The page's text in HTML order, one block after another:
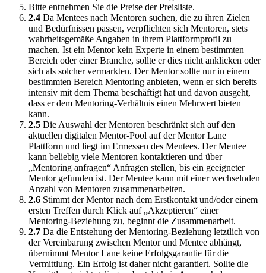
Bitte entnehmen Sie die Preise der Preisliste.
2.4 Da Mentees nach Mentoren suchen, die zu ihren Zielen
und Bedürfnissen passen, verpflichten sich Mentoren, stets
wahrheitsgemäße Angaben in ihrem Plattformprofil zu
machen. Ist ein Mentor kein Experte in einem bestimmten
Bereich oder einer Branche, sollte er dies nicht anklicken oder
sich als solcher vermarkten. Der Mentor sollte nur in einem
bestimmten Bereich Mentoring anbieten, wenn er sich bereits
intensiv mit dem Thema beschäftigt hat und davon ausgeht,
dass er dem Mentoring-Verhältnis einen Mehrwert bieten
kann.
2.5 Die Auswahl der Mentoren beschränkt sich auf den
aktuellen digitalen Mentor-Pool auf der Mentor Lane
Plattform und liegt im Ermessen des Mentees. Der Mentee
kann beliebig viele Mentoren kontaktieren und über
„Mentoring anfragen“ Anfragen stellen, bis ein geeigneter
Mentor gefunden ist. Der Mentee kann mit einer wechselnden
Anzahl von Mentoren zusammenarbeiten.
2.6 Stimmt der Mentor nach dem Erstkontakt und/oder einem
ersten Treffen durch Klick auf „Akzeptieren“ einer
Mentoring-Beziehung zu, beginnt die Zusammenarbeit.
2.7 Da die Entstehung der Mentoring-Beziehung letztlich von
der Vereinbarung zwischen Mentor und Mentee abhängt,
übernimmt Mentor Lane keine Erfolgsgarantie für die
Vermittlung. Ein Erfolg ist daher nicht garantiert. Sollte die